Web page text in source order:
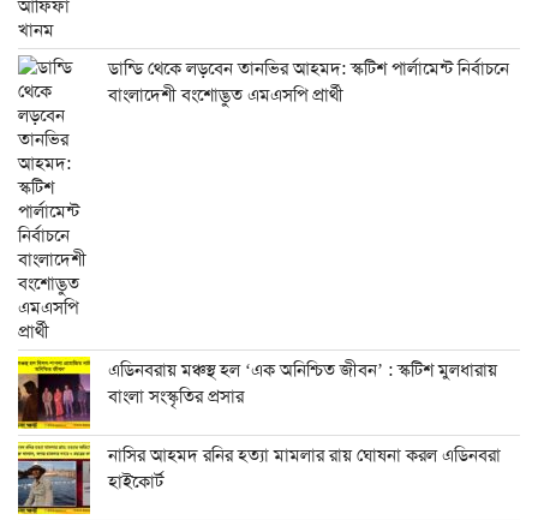
ডান্ডি থেকে লড়বেন তানভির আহমদ: স্কটিশ পার্লামেন্ট নির্বাচনে
বাংলাদেশী বংশোদ্ভুত এমএসপি প্রার্থী
এডিনবরায় মঞ্চস্থ হল ‘এক অনিশ্চিত জীবন’ : স্কটিশ মুলধারায়
বাংলা সংস্কৃতির প্রসার
নাসির আহমদ রনির হত্যা মামলার রায় ঘোষনা করল এডিনবরা
হাইকোর্ট